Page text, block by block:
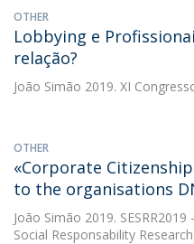
OTHER
Lobbying e
relação?
João Simão 2019. XI
OTHER
«Corporate
to the organisations
João Simão 2019.
Social Responsability Research